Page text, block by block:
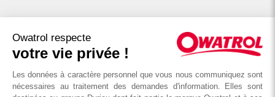
Owatrol respecte
votre vie privée !
Les données à caractère personnel que vous nous communiquez sont
nécessaires au traitement des demandes d'information. Elles sont
Internationale